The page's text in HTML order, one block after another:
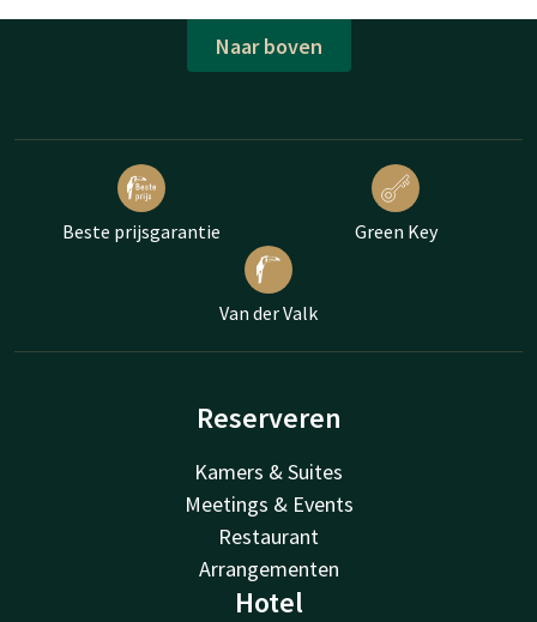
Naar boven
Beste prijsgarantie Green Key
Van der Valk
Reserveren
Kamers & Suites
Meetings & Events
Restaurant
Arrangementen
Hotel